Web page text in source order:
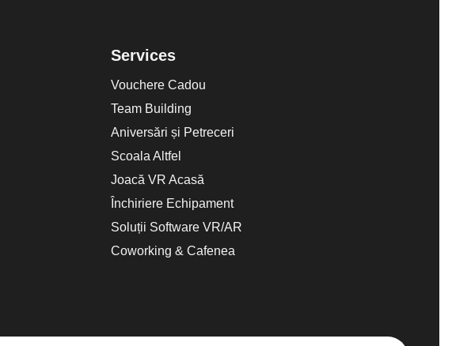
Services
Vouchere Cadou
Team Building
Aniversări și Petreceri
Scoala Altfel
Joacă VR Acasă
Închiriere Echipament
Soluții Software VR/AR
Coworking & Cafenea